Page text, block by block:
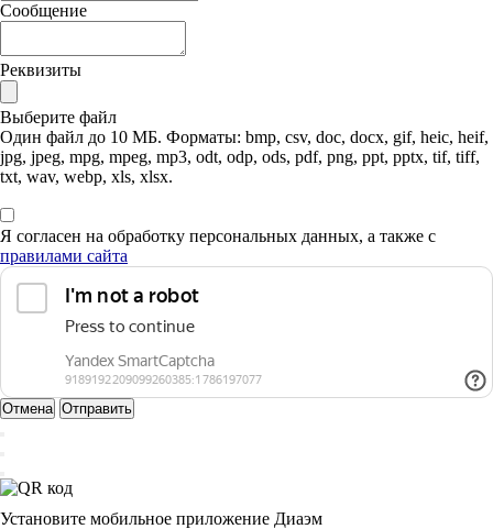
Сообщение
Реквизиты
Выберите файл
Один файл до 10 МБ. Форматы: bmp, csv, doc, docx, gif, heic, heif,
jpg, jpeg, mpg, mpeg, mp3, odt, odp, ods, pdf, png, ppt, pptx, tif, tiff,
txt, wav, webp, xls, xlsx.
Я согласен на обработку персональных данных, а также с
правилами сайта
Отмена Отправить
Установите мобильное приложение Диаэм